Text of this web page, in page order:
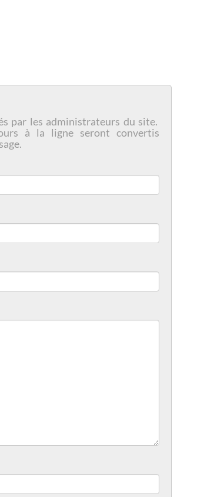
par les administrateurs du site.
à la ligne seront convertis